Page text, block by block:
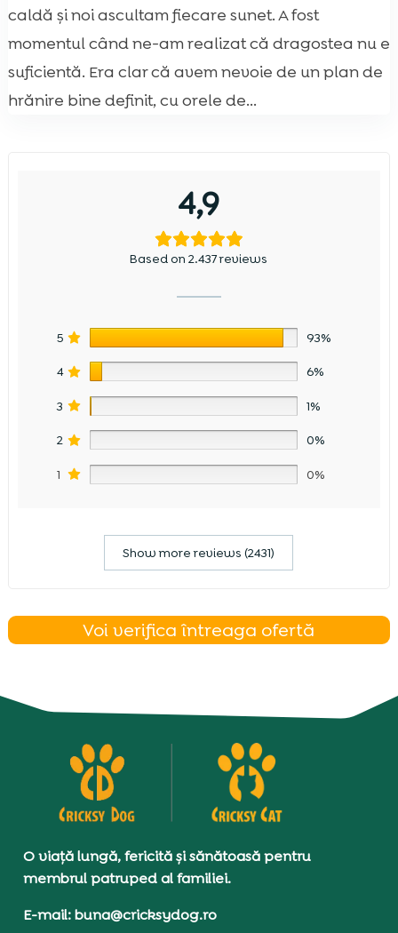
caldă și noi ascultam fiecare sunet. A fost
momentul când ne-am realizat că dragostea nu e
suficientă. Era clar că avem nevoie de un plan de
hrănire bine definit, cu orele de...
4,9
Based on 2.437 reviews
5 93%
4 6%
3 1%
2 0%
1 0%
Show more reviews (2431)
Voi verifica întreaga ofertă
O viață lungă, fericită și sănătoasă pentru
membrul patruped al familiei.
E-mail: buna@cricksydog.ro